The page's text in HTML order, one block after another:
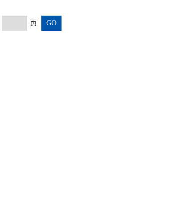
页